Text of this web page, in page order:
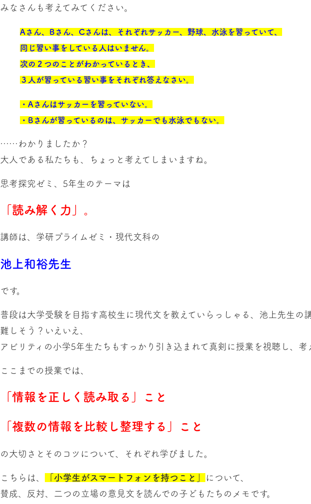
みなさんも考えてみてください。
Aさん、Bさん、Cさんは、それぞれサッカー、野球、水泳を習っていて、
同じ習い事をしている人はいません。
次の２つのことがわかっているとき、
３人が習っている習い事をそれぞれ答えなさい。
・Aさんはサッカーを習っていない。
・Bさんが習っているのは、サッカーでも水泳でもない。
……わかりましたか？
大人である私たちも、ちょっと考えてしまいますね。
思考探究ゼミ、5年生のテーマは
「読み解く力」。
講師は、学研プライムゼミ・現代文科の
池上和裕先生
です。
普段は大学受験を目指す高校生に現代文を教えていらっしゃる、池上先生の
難しそう？いえいえ、
アビリティの小学5年生たちもすっかり引き込まれて真剣に授業を視聴し、考
ここまでの授業では、
「情報を正しく読み取る」こと
「複数の情報を比較し整理する」こと
の大切さとそのコツについて、それぞれ学びました。
こちらは、 「小学生がスマートフォンを持つこと」
について、
賛成、反対、二つの立場の意見文を読んでの子どもたちのメモです。